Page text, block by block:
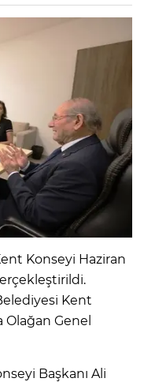
Konseyi Haziran
Kent
Olağan Genel
Başkanı Ali